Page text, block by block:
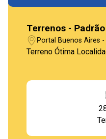
Terrenos - Padrão
Portal Buenos Aires
Terreno Ótima